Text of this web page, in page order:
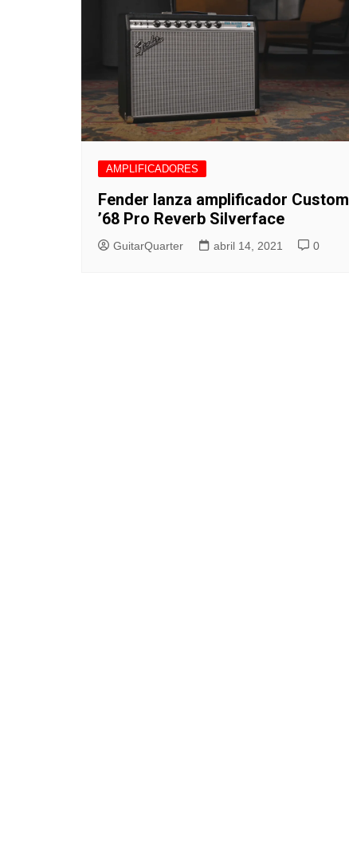
AMPLIFICADORES
Fender lanza amplificador Custom
’68 Pro Reverb Silverface
GuitarQuarter abril 14, 2021 0